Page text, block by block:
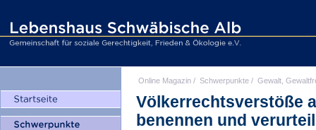
Online Magazin / Schwerpunkte / Gewalt,
Völkerrechtsverstöße
benennen und